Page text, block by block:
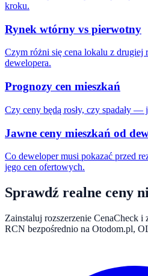
kroku.
Rynek wtórny vs pierwotny
Czym różni się cena lokalu z drugiej
dewelopera.
Prognozy cen mieszkań
Czy ceny będą rosły, czy spadały
Jawne ceny mieszkań od
Co deweloper musi pokazać przed
jego cen ofertowych.
Sprawdź realne ceny
Zainstaluj rozszerzenie CenaCheck i
RCN bezpośrednio na Otodom.pl,